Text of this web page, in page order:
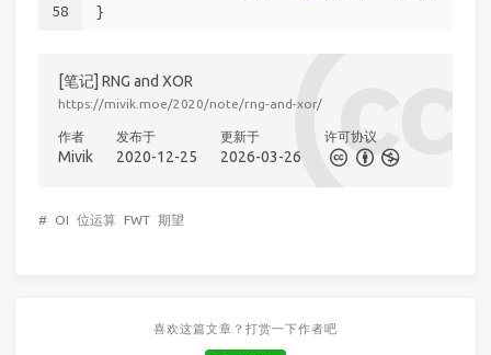
58
}
[笔记] RNG and XOR
https://mivik.moe/2020/note/rng-and-xor/
作者
Mivik
发布于
2020-12-25
更新于
2026-03-26
许可协议
# OI 位运算 FWT 期望
喜欢这篇文章？打赏一下作者吧